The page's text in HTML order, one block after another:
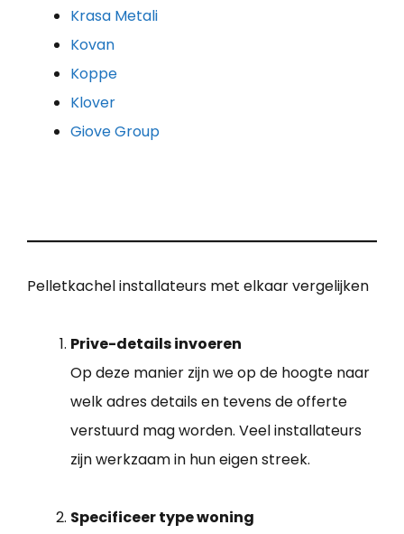
Krasa Metali
Kovan
Koppe
Klover
Giove Group
Pelletkachel installateurs met elkaar vergelijken
Prive-details invoeren
Op deze manier zijn we op de hoogte naar
welk adres details en tevens de offerte
verstuurd mag worden. Veel installateurs
zijn werkzaam in hun eigen streek.
Specificeer type woning